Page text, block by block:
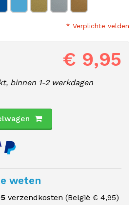
* Verplichte velden
€ 9,95
binnen 1-2 werkdagen
weten
verzendkosten (België € 4,95)